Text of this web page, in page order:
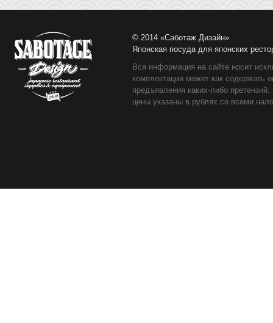
© 2014 «Саботаж Дизайн»
Японская посуда для японских
Вся информация на сайте носит
комплектации может как содержать
предъявления каких-либо
цены указаны в рублях со всеми